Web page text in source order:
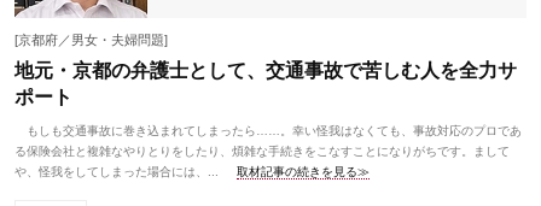
[京都府／男女・夫婦問題]
地元・京都の弁護士として、交通事故で苦しむ人を全力サ
ポート
もしも交通事故に巻き込まれてしまったら……。幸い怪我はなくても、事故対応のプロであ
る保険会社と複雑なやりとりをしたり、煩雑な手続きをこなすことになりがちです。まして
や、怪我をしてしまった場合には、...
取材記事の続きを見る≫